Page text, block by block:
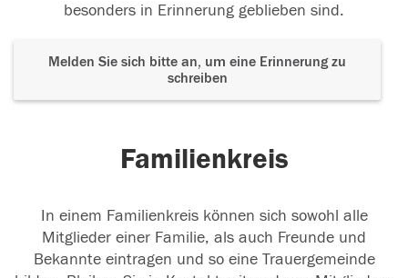
besonders in Erinnerung geblieben sind.
Melden Sie sich bitte an, um eine Erinnerung zu
schreiben
Familienkreis
In einem Familienkreis können sich sowohl alle
Mitglieder einer Familie, als auch Freunde und
Bekannte eintragen und so eine Trauergemeinde